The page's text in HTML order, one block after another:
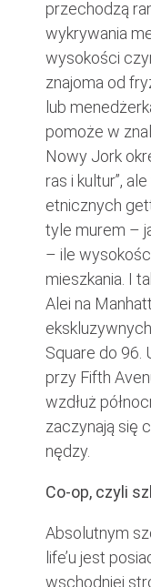
przechodzą
wykrywania
wysokości
znajoma od
lub
pomoże w
Nowy Jork
ras i kultur”,
etnicznych
tyle murem –
– ile
mieszkania. I
Alei na
Square do 96.
przy Fifth
wzdłuż
zaczynają się
nędzy.
Co-op, czyli
Absolutnym
life’u jest
wschodniej